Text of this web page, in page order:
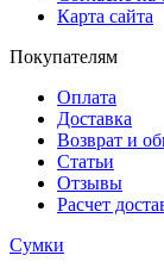
Карта сайта
Покупателям
Оплата
Доставка
Возврат и
Статьи
Отзывы
Расчет
Сумки